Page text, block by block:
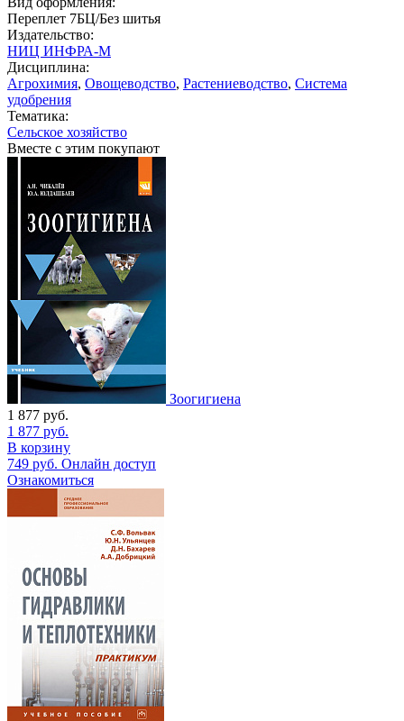
Переплет 7БЦ/Без шитья
Издательство:
НИЦ ИНФРА-М
Дисциплина:
Агрохимия, Овощеводство, Растениеводство, Система
удобрения
Тематика:
Сельское хозяйство
Вместе с этим покупают
Зоогигиена
1 877 руб.
1 877 руб.
В корзину
749 руб. Онлайн доступ
Ознакомиться